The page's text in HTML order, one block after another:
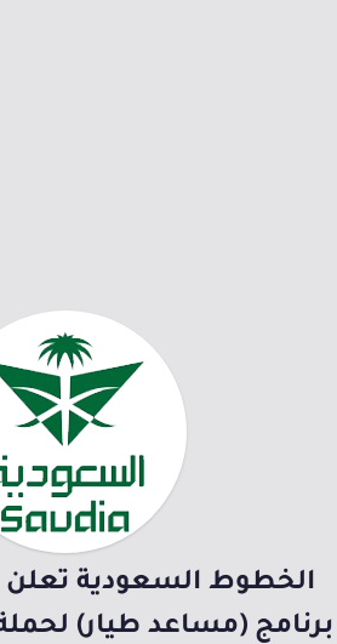
الخطوط السعودية تعلن
برنامج (مساعد طيار) لحملة